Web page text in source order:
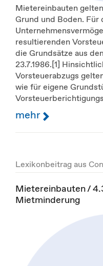
Mietereinbauten
Grund und Boden. Für
resultierenden
die Grundsätze aus
23.7.1986.[1]
Vorsteuerabzugs
wie für eigene
mehr
Lexikonbeitrag aus
Mietereinbauten /
Mietminderung